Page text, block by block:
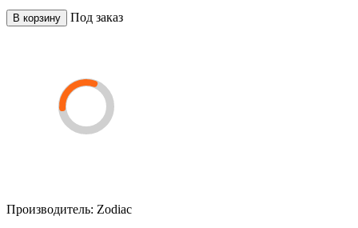
В корзину Под заказ
Производитель: Zodiac